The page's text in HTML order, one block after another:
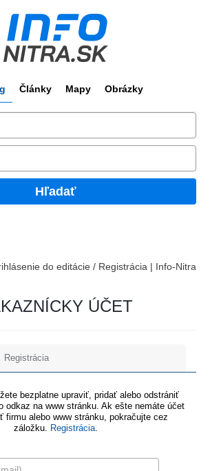
Články Mapy Obrázky
Hľadať
do editácie / Registrácia | Info-Nitra
ÚČET
Registrácia
bezplatne upraviť, pridať alebo odstrániť
odkaz na www stránku. Ak ešte nemáte účet
firmu alebo www stránku, pokračujte cez
záložku. Registrácia.